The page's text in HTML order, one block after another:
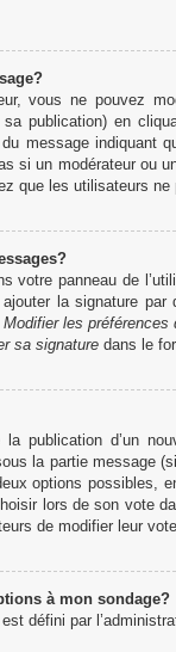
vous ne pouvez
publication) en
message indiquant
si un modérateur
que les utilisateurs
votre panneau de
la signature
les préférences
sa signaturedans le
publication d’un
la partie message
options possibles,
lors de son vote
de modifier leur
à mon sondage?
est défini par